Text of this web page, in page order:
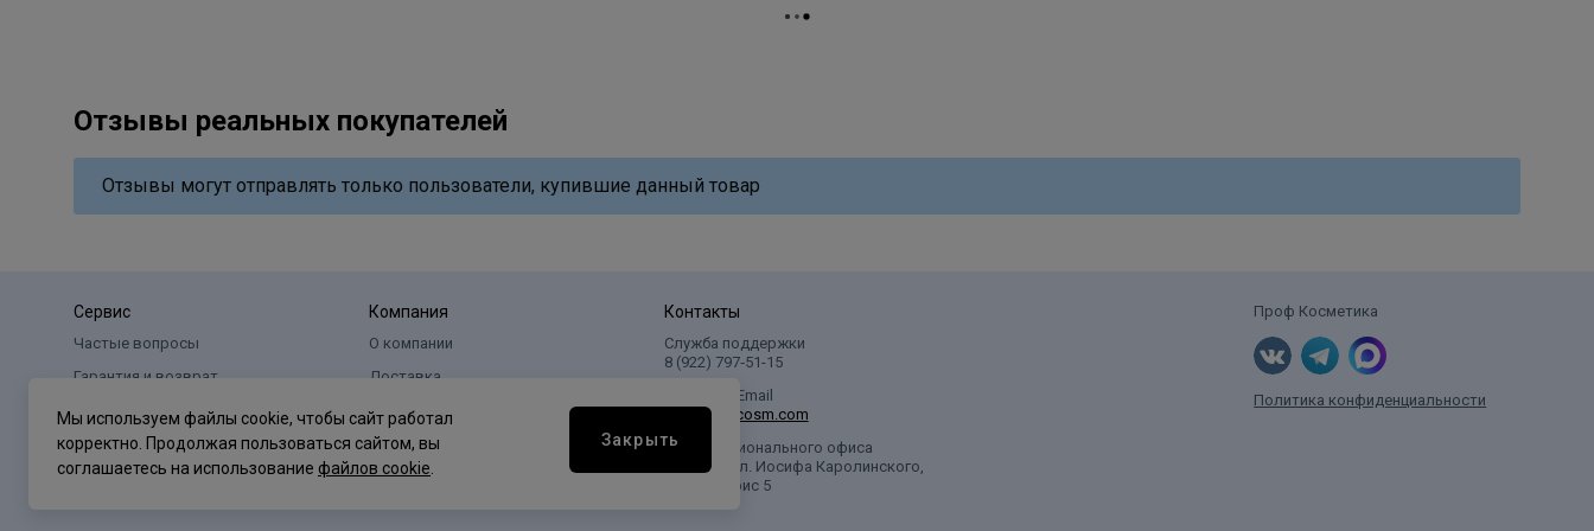
Отзывы реальных покупателей
Отзывы могут отправлять только пользователи, купившие данный товар
Сервис
Частые вопросы
Гарантия и возврат
Компания
О компании
Доставка
Реквизиты
Контакты
Служба поддержки
8 (922) 797‑51-15
Написать Email
info@profcosm.com
Адрес регионального офиса
г. Сургут, ул. Иосифа Каролинского,
дом 10, офис 5
Проф Косметика
Политика конфиденциальности
Мы используем файлы cookie, чтобы сайт работал
корректно. Продолжая пользоваться сайтом, вы
соглашаетесь на использование файлов cookie
Закрыть